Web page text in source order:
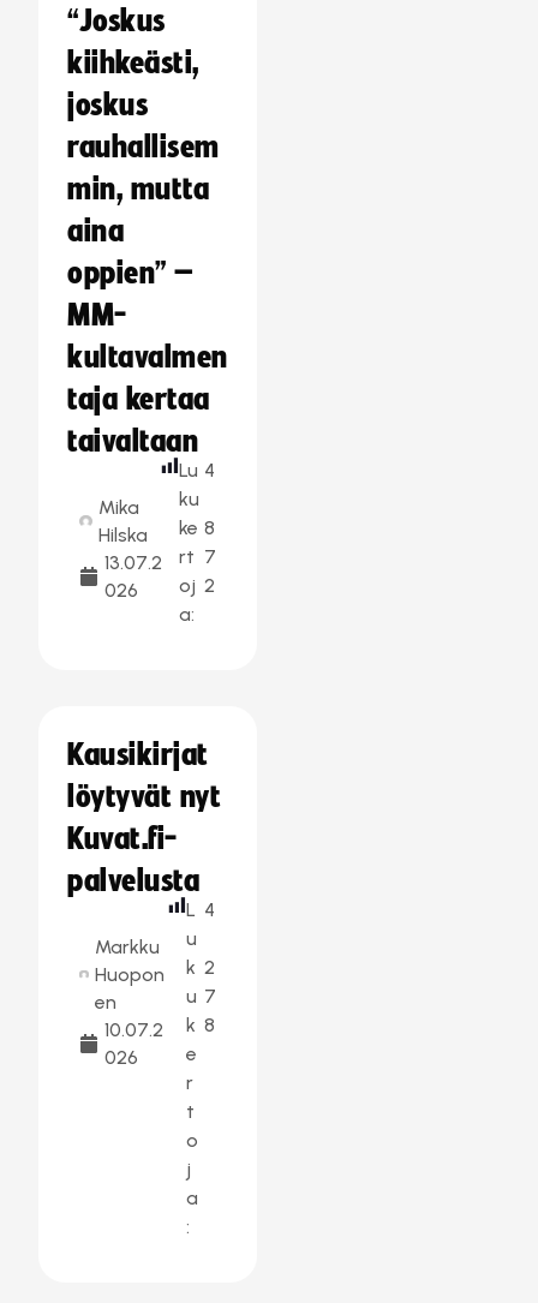
“Joskus
kiihkeästi,
joskus
rauhallisem
min, mutta
aina
oppien” –
MM-
kultavalmen
taja kertaa
taivaltaan
Mika
Hilska
13.07.2
026
Lu
ku
ke
rt
oj
a:
4
8
7
2
Kausikirjat
löytyvät nyt
Kuvat.fi-
palvelusta
Markku
Huopon
en
10.07.2
026
L
u
k
u
k
e
r
t
o
j
a
:
4
2
7
8